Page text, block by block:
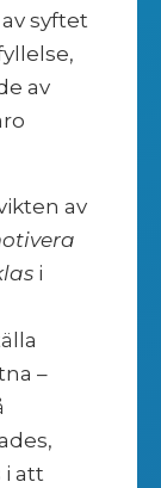
syftet
av
av
i
–
i att